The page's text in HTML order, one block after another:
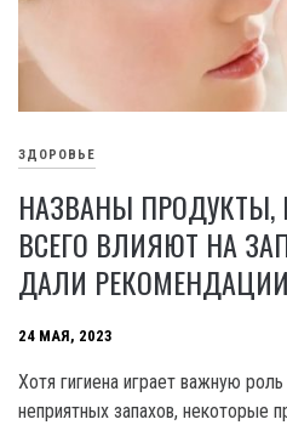
ЗДОРОВЬЕ
НАЗВАНЫ ПРОДУКТЫ,
ВСЕГО ВЛИЯЮТ НА
ДАЛИ РЕКОМЕНДАЦИИ
24 МАЯ, 2023
Хотя гигиена играет важную
неприятных запахов, некоторые